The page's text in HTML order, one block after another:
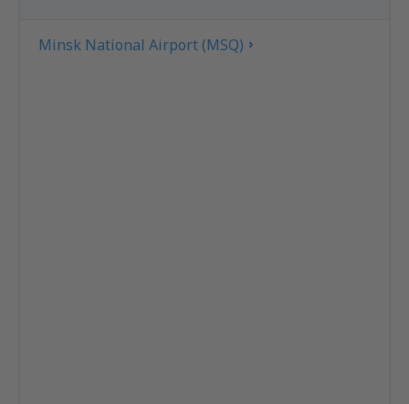
Minsk National Airport (MSQ)